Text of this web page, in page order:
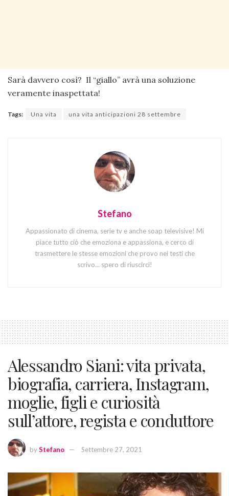
Sarà davvero così? Il “giallo” avrà una soluzione
veramente inaspettata!
Tags: Una vita una vita anticipazioni 28 settembre
Stefano
Appassionato di cinema, serie tv e anche soap televisive! Mi
piace tutto ciò che emoziona e appassiona, e cerco di
trasmettere le stesse emozioni che provo nei testi che
scrivo... spero di riuscirci!
Alessandro Siani: vita privata,
biografia, carriera, Instagram,
moglie, figli e curiosità
sull’attore, regista e conduttore
byStefano Settembre 27, 2021